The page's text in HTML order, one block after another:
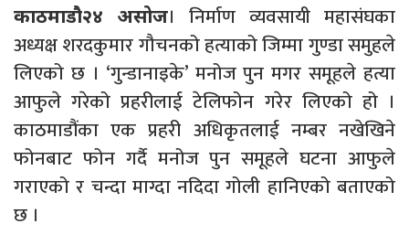
काठमाडौ२४ असोज। निर्माण व्यवसायी महासंघका
अध्यक्ष शरदकुमार गौचनको हत्याको जिम्मा गुण्डा समुहले
लिएको छ । ‘गुन्डानाइके’ मनोज पुन मगर समूहले हत्या
आफुले गरेको प्रहरीलाई टेलिफोन गरेर लिएको हो ।
काठमाडौंका एक प्रहरी अधिकृतलाई नम्बर नखेखिने
फोनबाट फोन गर्दै मनोज पुन समूहले घटना आफुले
गराएको र चन्दा माग्दा नदिदा गोली हानिएको बताएको
छ ।